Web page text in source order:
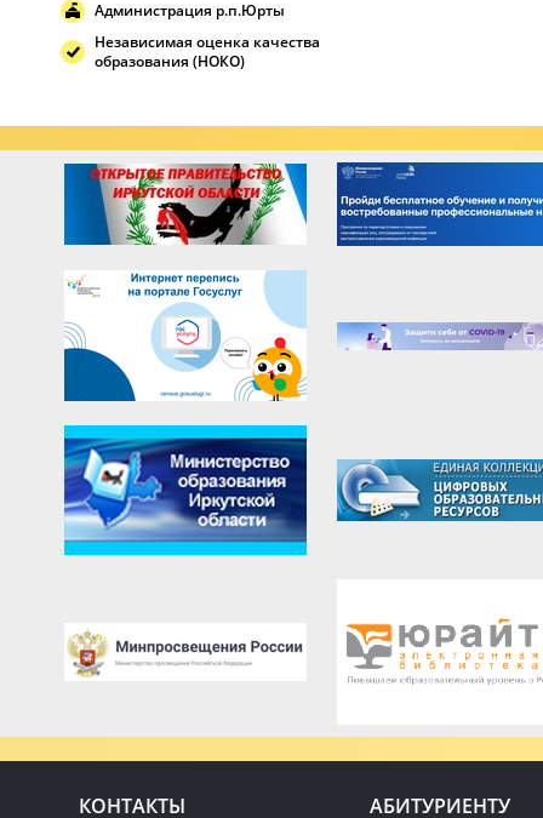
Администрация р.п.Юрты
Независимая оценка качества
образования (НОКО)
КОНТАКТЫ АБИТУРИЕНТУ